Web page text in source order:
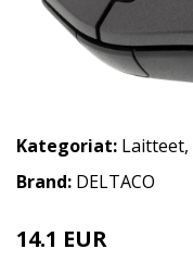
Kategoriat: Laitteet,
Brand: DELTACO
14.1 EUR